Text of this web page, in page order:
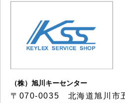
（株）旭川キーセンター
〒070-0035 北海道旭川市